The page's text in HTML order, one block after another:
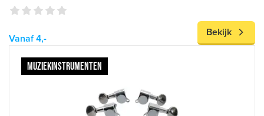
Vanaf 4,-
Bekijk
MUZIEKINSTRUMENTEN